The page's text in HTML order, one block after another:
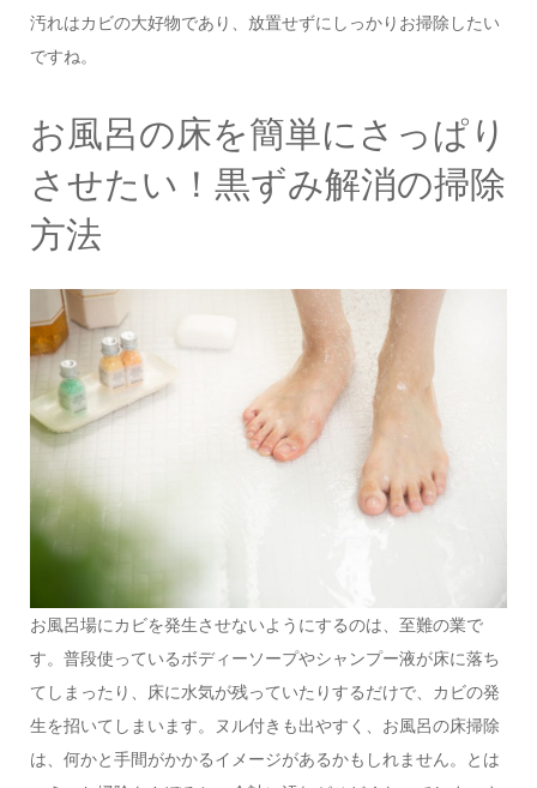
汚れはカビの大好物であり、放置せずにしっかりお掃除したい
ですね。
お風呂の床を簡単にさっぱり
させたい！黒ずみ解消の掃除
方法
お風呂場にカビを発生させないようにするのは、至難の業で
す。普段使っているボディーソープやシャンプー液が床に落ち
てしまったり、床に水気が残っていたりするだけで、カビの発
生を招いてしまいます。ヌル付きも出やすく、お風呂の床掃除
は、何かと手間がかかるイメージがあるかもしれません。とは